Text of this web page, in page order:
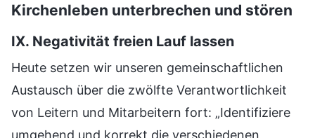
Kirchenleben unterbrechen und stören
IX. Negativität freien Lauf lassen
Heute setzen wir unseren gemeinschaftlichen
Austausch über die zwölfte Verantwortlichkeit
von Leitern und Mitarbeitern fort: „Identifiziere
umgehend und korrekt die verschiedenen